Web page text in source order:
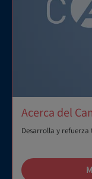
Acerca del
Desarrolla y